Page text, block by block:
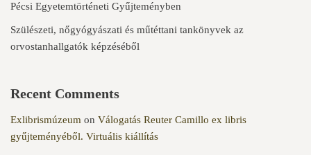
Pécsi Egyetemtörténeti Gyűjteményben
Szülészeti, nőgyógyászati és műtéttani tankönyvek az
orvostanhallgatók képzéséből
Recent Comments
Exlibrismúzeum on Válogatás Reuter Camillo ex libris
gyűjteményéből. Virtuális kiállítás